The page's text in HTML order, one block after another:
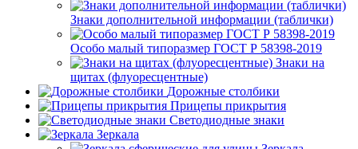
Знаки дополнительной информации (таблички)
Особо малый типоразмер ГОСТ Р 58398-2019
Знаки на
щитах (флуоресцентные)
Дорожные столбики
Прицепы прикрытия
Светодиодные знаки
Зеркала